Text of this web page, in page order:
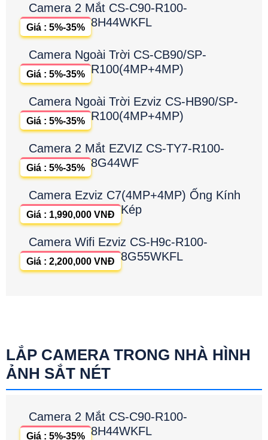
Camera 2 Mắt CS-C90-R100-
8H44WKFL
Giá : 5%-35%
Camera Ngoài Trời CS-CB90/SP-
R100(4MP+4MP)
Giá : 5%-35%
Camera Ngoài Trời Ezviz CS-HB90/SP-
R100(4MP+4MP)
Giá : 5%-35%
Camera 2 Mắt EZVIZ CS-TY7-R100-
8G44WF
Giá : 5%-35%
Camera Ezviz C7(4MP+4MP) Ống Kính
Kép
Giá : 1,990,000 VNĐ
Camera Wifi Ezviz CS-H9c-R100-
8G55WKFL
Giá : 2,200,000 VNĐ
LẮP CAMERA TRONG NHÀ HÌNH
ẢNH SẮT NÉT
Camera 2 Mắt CS-C90-R100-
8H44WKFL
Giá : 5%-35%